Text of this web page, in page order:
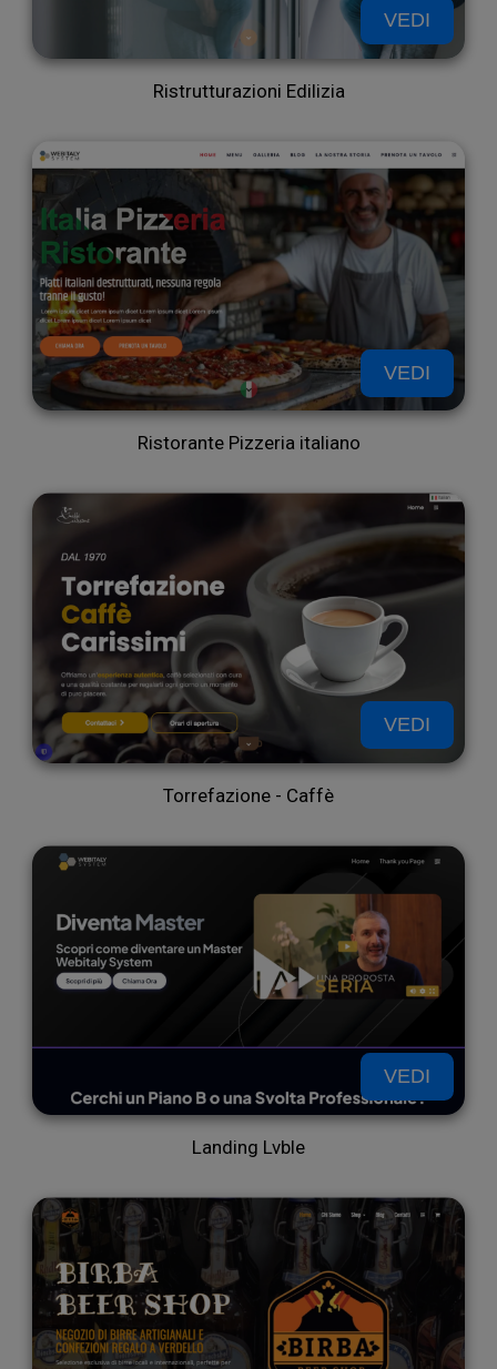
Ristrutturazioni Edilizia
VEDI
Ristorante Pizzeria italiano
VEDI
Torrefazione - Caffè
VEDI
Landing Lvble
VEDI
sul